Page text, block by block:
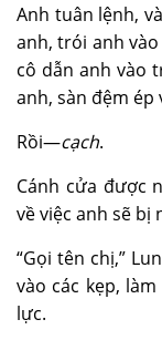
Anh tuân lệnh,
anh, trói anh
cô dẫn anh vào
anh, sàn đệm ép
Rồi—cạch.
Cánh cửa được
về việc anh sẽ bị
“Gọi tên chị,”
vào các kẹp,
lực.